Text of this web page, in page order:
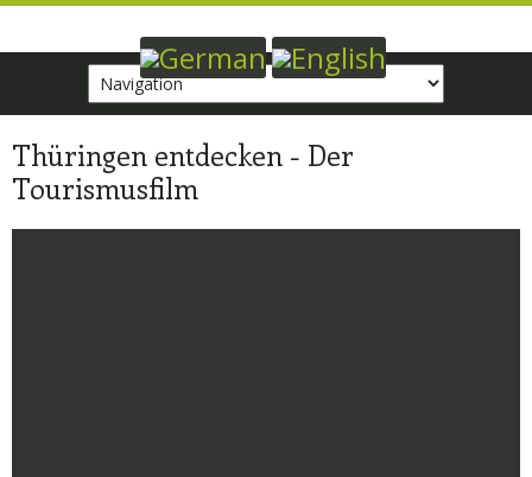
Target
page
Thüringen entdecken - Der
Tourismusfilm